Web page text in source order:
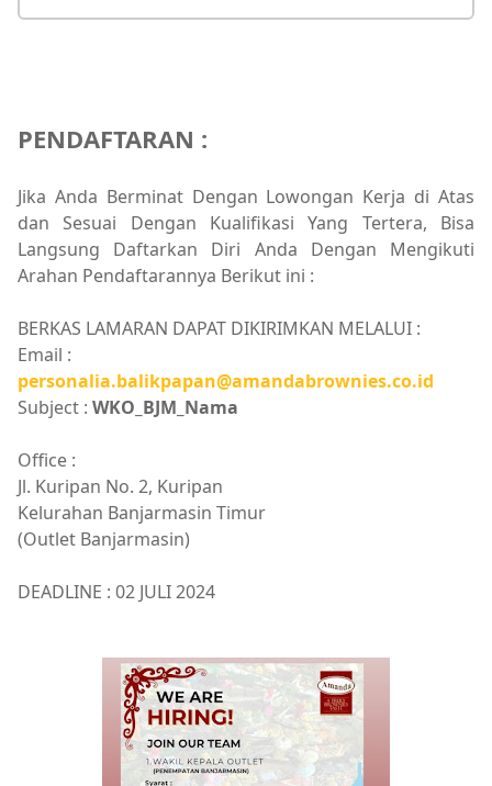
PENDAFTARAN :
Jika Anda Berminat Dengan Lowongan Kerja di Atas
dan Sesuai Dengan Kualifikasi Yang Tertera, Bisa
Langsung Daftarkan Diri Anda Dengan Mengikuti
Arahan Pendaftarannya Berikut ini :
BERKAS LAMARAN DAPAT DIKIRIMKAN MELALUI :
Email :
personalia.balikpapan@amandabrownies.co.id
Subject : WKO_BJM_Nama
Office :
Jl. Kuripan No. 2, Kuripan
Kelurahan Banjarmasin Timur
(Outlet Banjarmasin)
DEADLINE : 02 JULI 2024